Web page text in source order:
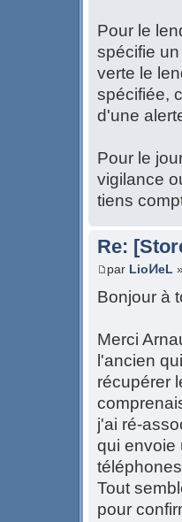
Pour le
spécifie
verte le
spécifiée,
d'une
Pour le
vigilance
tiens
Re:
par LioͶeL
Bonjour à
Merci
l'ancien
récupérer
j'ai ré-
qui envoie
Tout
pour